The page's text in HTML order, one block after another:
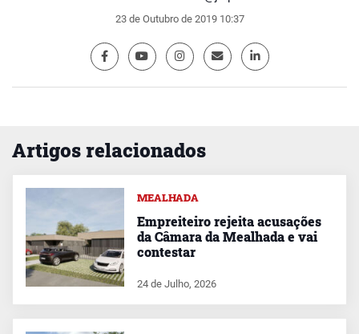
23 de Outubro de 2019 10:37
Artigos relacionados
MEALHADA
Empreiteiro rejeita acusações
da Câmara da Mealhada e vai
contestar
24 de Julho, 2026